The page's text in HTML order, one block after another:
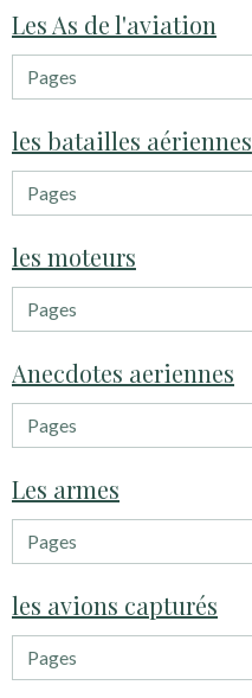
Les As de l'aviation
les batailles aériennes
les moteurs
Anecdotes aeriennes
Les armes
les avions capturés